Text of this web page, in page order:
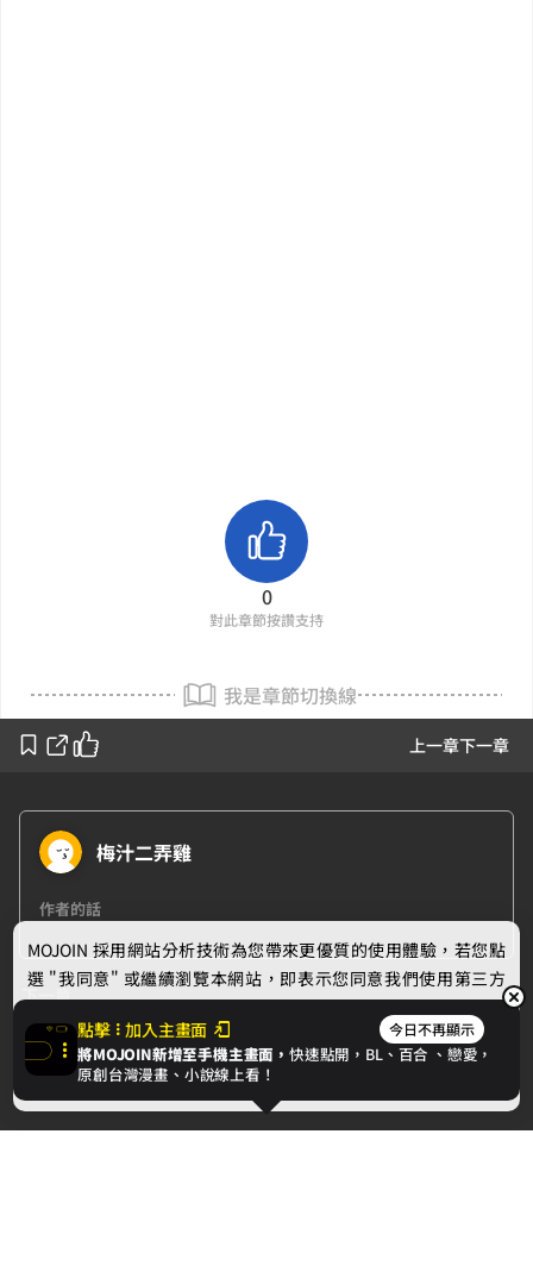
上一章下一章
0
對此章節按讚支持
我是章節切換線
梅汁二弄雞
作者的話
下一章
愛，原來是這樣的。
點擊 加入主畫面 今日不再顯示
將MOJOIN新增至手機主畫面，快速點開，BL、 百合 、戀愛，
原創台灣漫畫、小說線上看！
MOJOIN 採用網站分析技術為您帶來更優質的使用體驗，若您點
選 "我同意" 或繼續瀏覽本網站，即表示您同意我們使用第三方
Cookie，欲瞭解更多資訊請見隱私權政策。
我同意